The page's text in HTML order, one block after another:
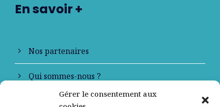
Gérer le consentement aux
En savoir +
Nos partenaires
Qui sommes-nous ?
Contactez-nous